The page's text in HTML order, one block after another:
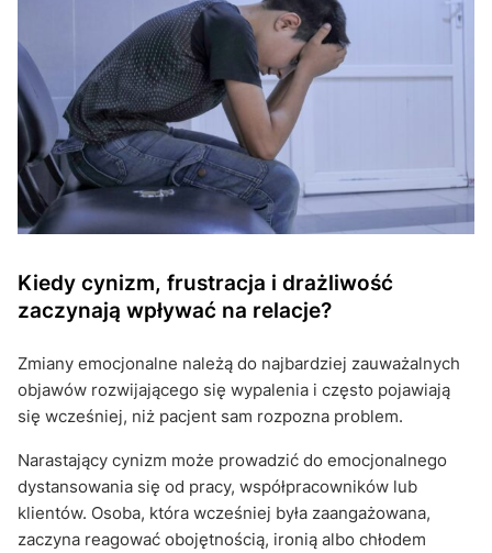
Kiedy cynizm, frustracja i drażliwość
zaczynają wpływać na relacje?
Zmiany emocjonalne należą do najbardziej zauważalnych
objawów rozwijającego się wypalenia i często pojawiają
się wcześniej, niż pacjent sam rozpozna problem.
Narastający cynizm może prowadzić do emocjonalnego
dystansowania się od pracy, współpracowników lub
klientów. Osoba, która wcześniej była zaangażowana,
zaczyna reagować obojętnością, ironią albo chłodem